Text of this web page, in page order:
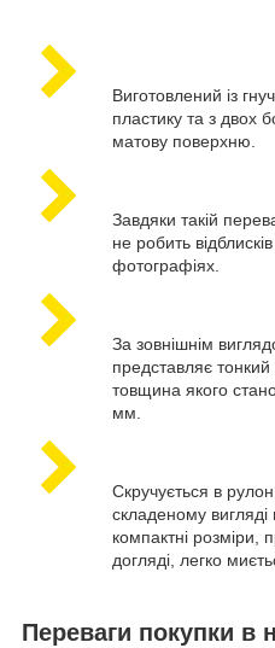
Виготовлений із
пластику та з двох
матову поверхню.
Завдяки такій
не робить
фотографіях.
За зовнішнім
представляє тонкий
товщина якого
мм.
Скручується в
складеному вигляді
компактні розміри,
догляді, легко
Переваги покупки в